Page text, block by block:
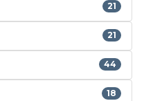
21
21
44
18